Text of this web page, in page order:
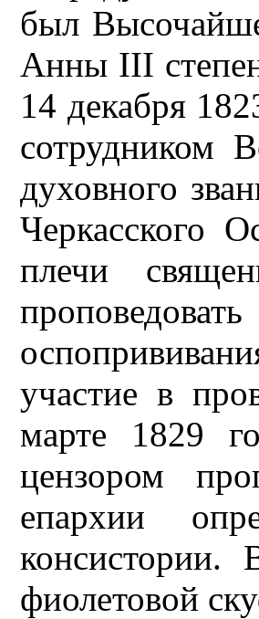
был
Анны III
14 декабря
сотрудником
духовного
Черкасского
плечи
участие в
марте 1829
цензором
епархии
консистории.
фиолетовой